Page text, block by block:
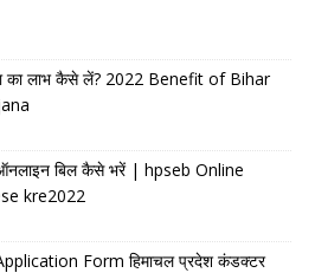
का लाभ कैसे लें? 2022 Benefit of Bihar
ऑनलाइन बिल कैसे भरें | hpseb Online
kre2022
Form हिमाचल प्रदेश कंडक्टर